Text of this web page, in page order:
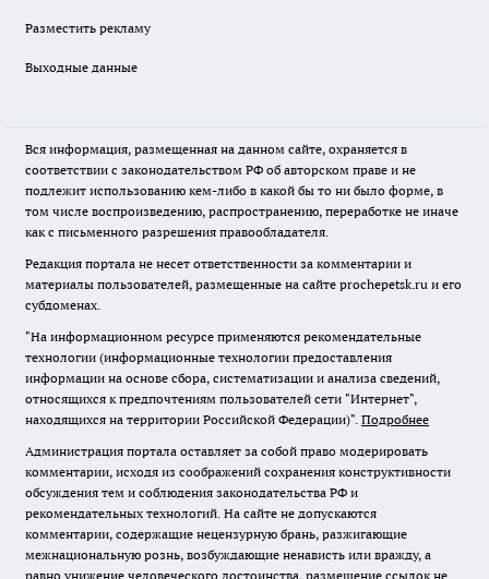
Разместить рекламу
Выходные данные
Вся информация, размещенная на данном сайте, охраняется в
соответствии с законодательством РФ об авторском праве и не
подлежит использованию кем-либо в какой бы то ни было форме, в
том числе воспроизведению, распространению, переработке не иначе
как с письменного разрешения правообладателя.
Редакция портала не несет ответственности за комментарии и
материалы пользователей, размещенные на сайте prochepetsk.ru и его
субдоменах.
"На информационном ресурсе применяются рекомендательные
технологии (информационные технологии предоставления
информации на основе сбора, систематизации и анализа сведений,
относящихся к предпочтениям пользователей сети "Интернет",
находящихся на территории Российской Федерации)". Подробнее
Администрация портала оставляет за собой право модерировать
комментарии, исходя из соображений сохранения конструктивности
обсуждения тем и соблюдения законодательства РФ и
рекомендательных технологий. На сайте не допускаются
комментарии, содержащие нецензурную брань, разжигающие
межнациональную рознь, возбуждающие ненависть или вражду, а
равно унижение человеческого достоинства, размещение ссылок не